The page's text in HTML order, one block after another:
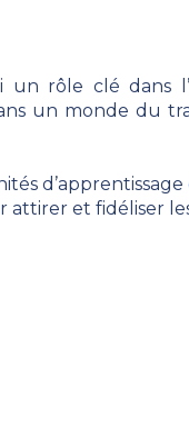
rôle clé dans
un monde du
d’apprentissage
et fidéliser